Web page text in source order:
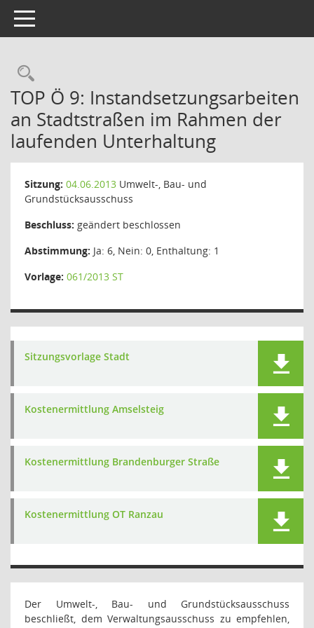
Toggle navigation
Rechercheauswahl
TOP Ö 9: Instandsetzungsarbeiten
an Stadtstraßen im Rahmen der
laufenden Unterhaltung
Sitzung: 04.06.2013 Umwelt-, Bau- und
Grundstücksausschuss
Beschluss: geändert beschlossen
Abstimmung: Ja: 6, Nein: 0, Enthaltung: 1
Vorlage: 061/2013 ST
Sitzungsvorlage Stadt
Kostenermittlung Amselsteig
Kostenermittlung Brandenburger Straße
Kostenermittlung OT Ranzau
Der Umwelt-, Bau- und Grundstücksausschuss
beschließt, dem Verwaltungsausschuss zu empfehlen,